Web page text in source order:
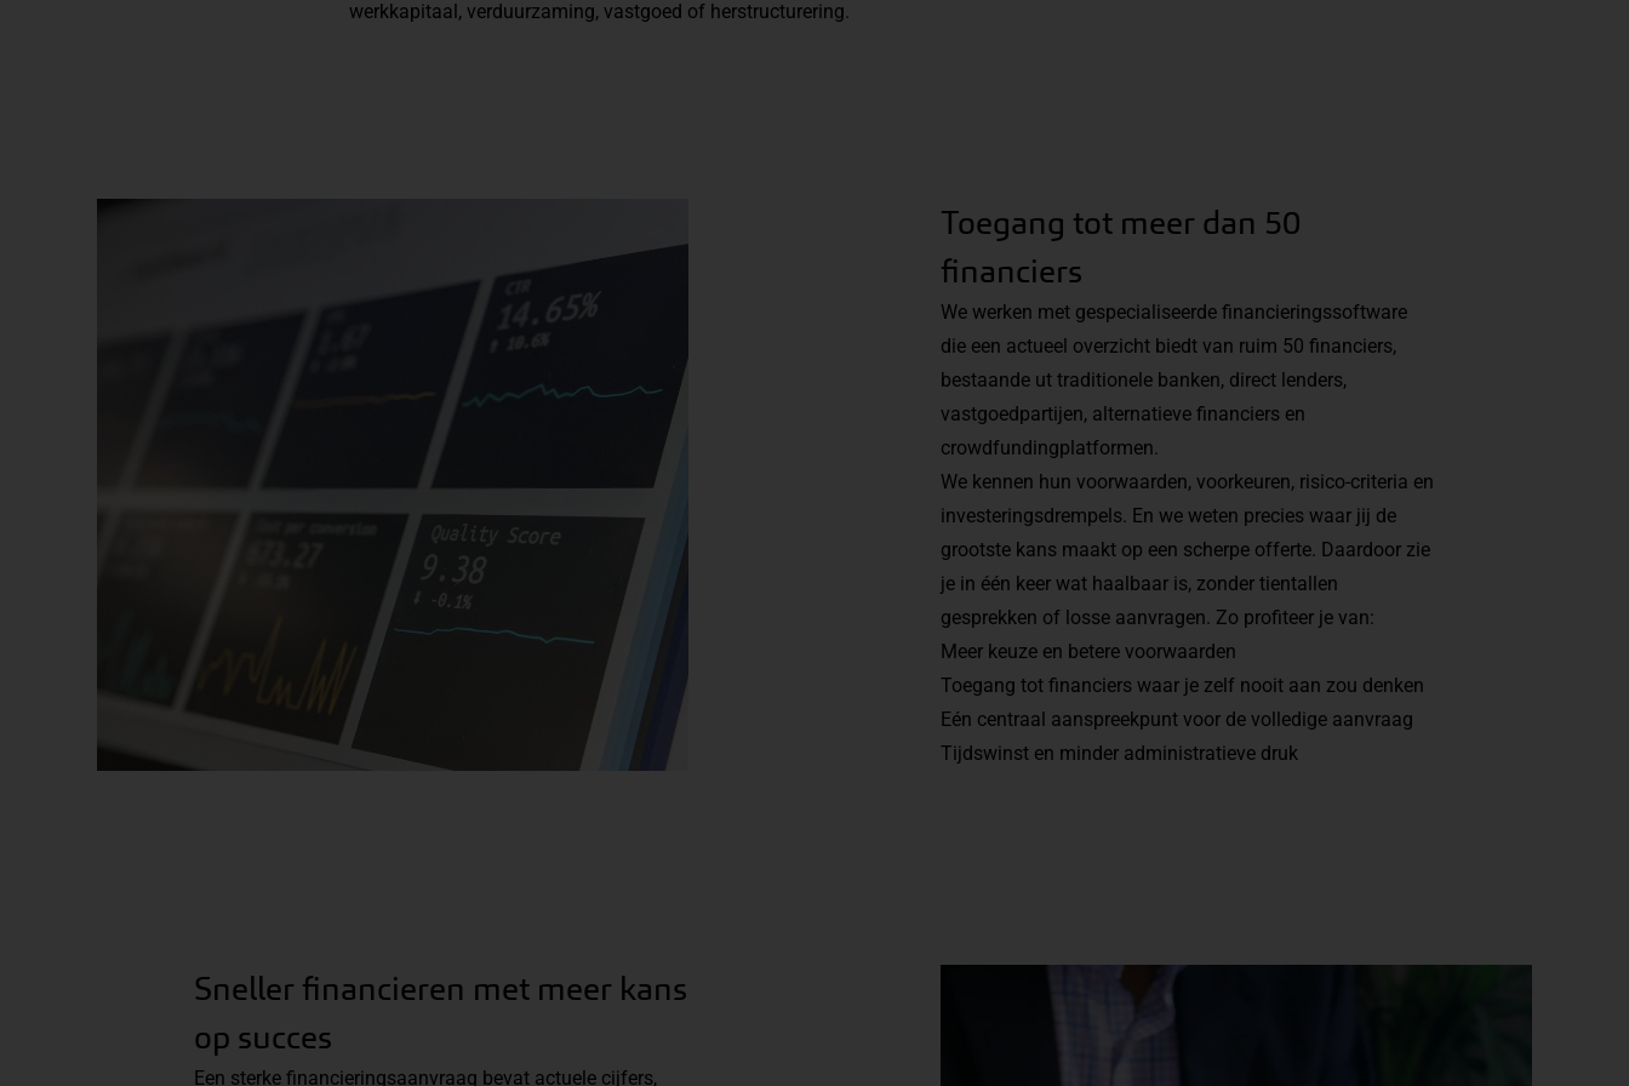
werkkapitaal, verduurzaming, vastgoed of herstructurering.
Toegang tot meer dan 50
financiers
We werken met gespecialiseerde financieringssoftware
die een actueel overzicht biedt van ruim 50 financiers,
bestaande ut traditionele banken, direct lenders,
vastgoedpartijen, alternatieve financiers en
crowdfundingplatformen.
We kennen hun voorwaarden, voorkeuren, risico-criteria en
investeringsdrempels. En we weten precies waar jij de
grootste kans maakt op een scherpe offerte. Daardoor zie
je in één keer wat haalbaar is, zonder tientallen
gesprekken of losse aanvragen. Zo profiteer je van:
Meer keuze en betere voorwaarden
Toegang tot financiers waar je zelf nooit aan zou denken
Eén centraal aanspreekpunt voor de volledige aanvraag
Tijdswinst en minder administratieve druk
Sneller financieren met meer kans
op succes
Een sterke financieringsaanvraag bevat actuele cijfers,